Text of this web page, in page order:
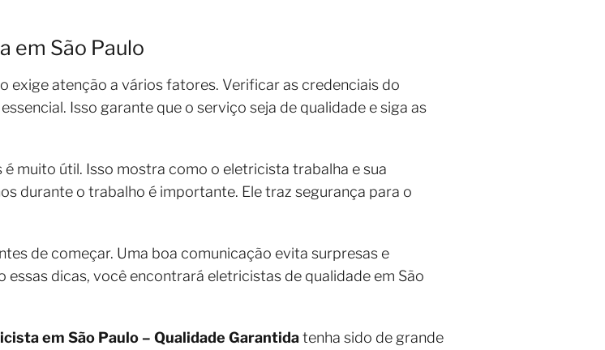
em São Paulo
exige atenção a vários fatores. Verificar as credenciais do
Isso garante que o serviço seja de qualidade e siga as
muito útil. Isso mostra como o eletricista trabalha e sua
durante o trabalho é importante. Ele traz segurança para o
de começar. Uma boa comunicação evita surpresas e
dicas, você encontrará eletricistas de qualidade em São
em São Paulo – Qualidade Garantidatenha sido de grande